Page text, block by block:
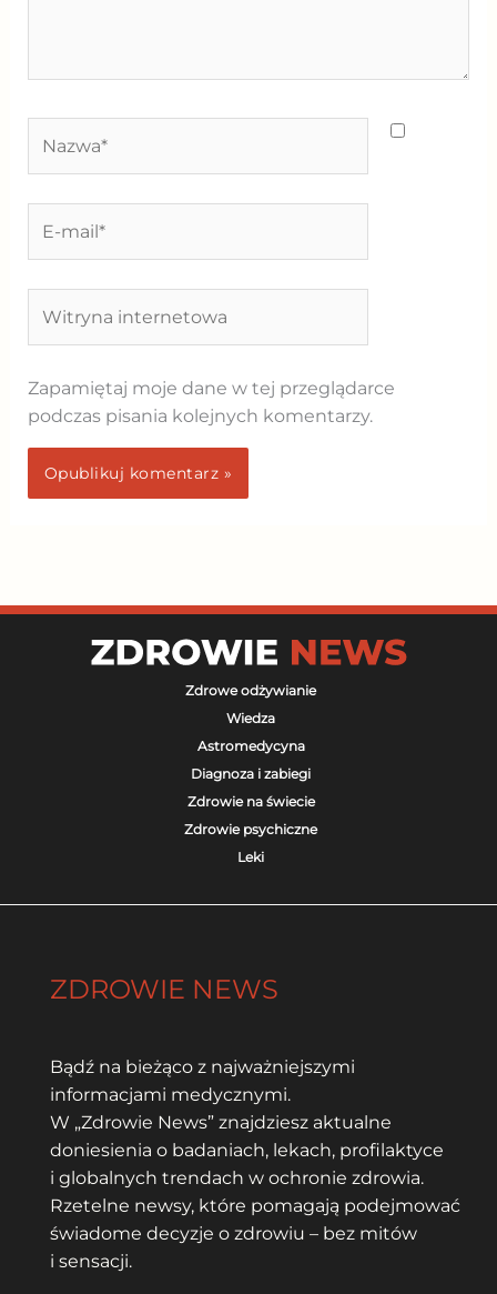
mail*
internetowa
Zapamiętaj moje dane w tej przeglądarce
podczas pisania kolejnych komentarzy.
Zdrowe odżywianie
Wiedza
Astromedycyna
Diagnoza i zabiegi
Zdrowie na świecie
Zdrowie psychiczne
Leki
ZDROWIE NEWS
Bądź na bieżąco z najważniejszymi
informacjami medycznymi.
W „Zdrowie News” znajdziesz aktualne
doniesienia o badaniach, lekach, profilaktyce
i globalnych trendach w ochronie zdrowia.
Rzetelne newsy, które pomagają podejmować
świadome decyzje o zdrowiu – bez mitów
i sensacji.